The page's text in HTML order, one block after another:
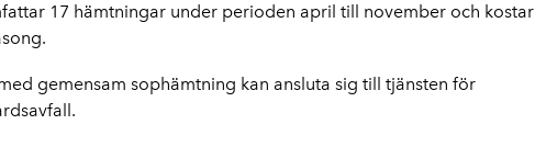
17 hämtningar under perioden april till november och kostar
gemensam sophämtning kan ansluta sig till tjänsten för